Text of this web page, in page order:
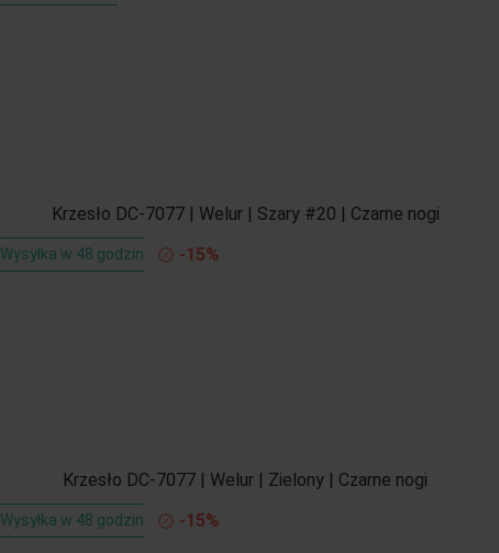
Krzesło DC-7077 | Welur | Szary #20 | Czarne nogi
Wysyłka w 48 godzin -15%
Krzesło DC-7077 | Welur | Zielony | Czarne nogi
Wysyłka w 48 godzin -15%